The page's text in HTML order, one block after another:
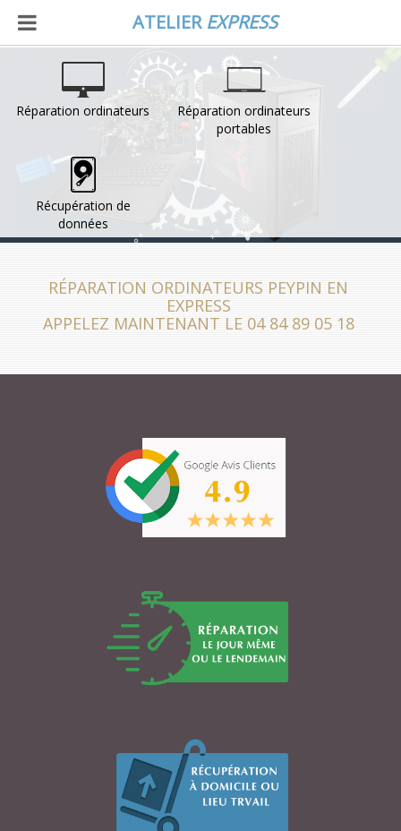
ATELIER EXPRESS
Réparation ordinateurs
Réparation ordinateurs
portables
Récupération de
données
RÉPARATION ORDINATEURS PEYPIN EN
EXPRESS
APPELEZ MAINTENANT LE 04 84 89 05 18